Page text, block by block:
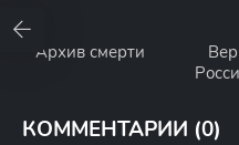
Архив смерти
КОММЕНТАРИИ (0)